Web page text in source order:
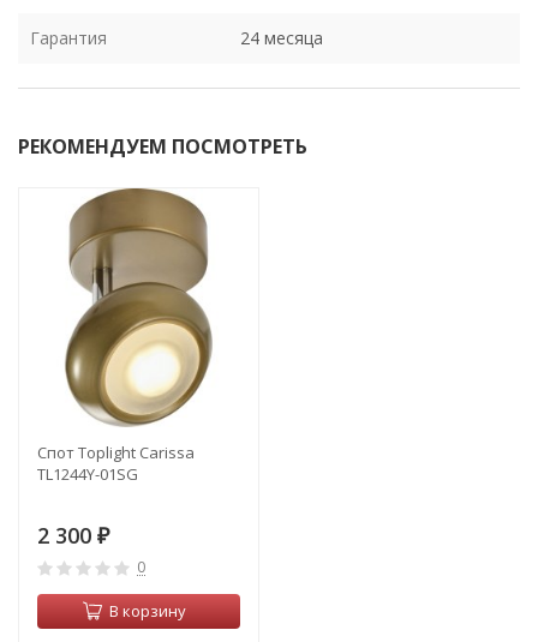
Гарантия 24 месяца
РЕКОМЕНДУЕМ ПОСМОТРЕТЬ
Спот Toplight Carissa
TL1244Y-01SG
2 300 ₽
0
В корзину